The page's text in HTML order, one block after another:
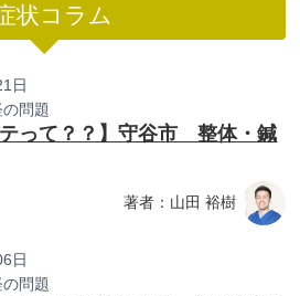
状コラム
日
の問題
って？？】守谷市 整体・鍼
著者：山田 裕樹
日
の問題